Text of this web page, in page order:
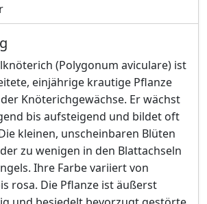
(Polygonum aviculare) ist
einjährige krautige Pflanze
Knöterichgewächse. Er wächst
bis aufsteigend und bildet oft
kleinen, unscheinbaren Blüten
zu wenigen in den Blattachseln
Ihre Farbe variiert von
rosa. Die Pflanze ist äußerst